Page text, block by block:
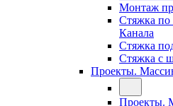
Монтаж
Стяжка по
Канала
Стяжка
Стяжка с
Проекты.
Проекты.